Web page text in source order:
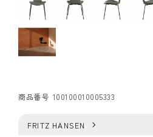
商品番号 100100010005333
FRITZ HANSEN